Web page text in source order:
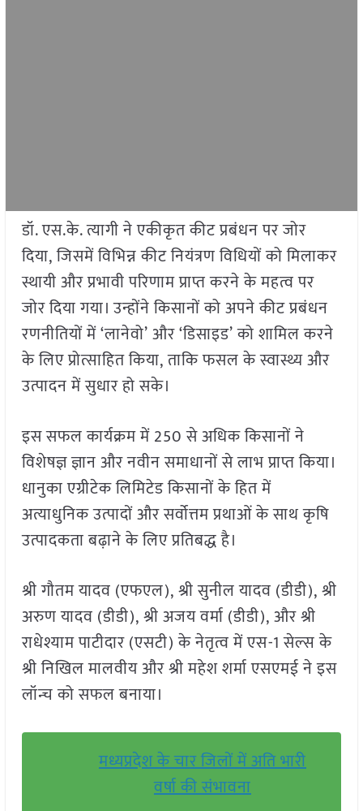
डॉ. एस.के. त्यागी ने एकीकृत कीट प्रबंधन पर जोर
दिया, जिसमें विभिन्न कीट नियंत्रण विधियों को मिलाकर
स्थायी और प्रभावी परिणाम प्राप्त करने के महत्व पर
जोर दिया गया। उन्होंने किसानों को अपने कीट प्रबंधन
रणनीतियों में ‘लानेवो’ और ‘डिसाइड’ को शामिल करने
के लिए प्रोत्साहित किया, ताकि फसल के स्वास्थ्य और
उत्पादन में सुधार हो सके।
इस सफल कार्यक्रम में 250 से अधिक किसानों ने
विशेषज्ञ ज्ञान और नवीन समाधानों से लाभ प्राप्त किया।
धानुका एग्रीटेक लिमिटेड किसानों के हित में
अत्याधुनिक उत्पादों और सर्वोत्तम प्रथाओं के साथ कृषि
उत्पादकता बढ़ाने के लिए प्रतिबद्ध है।
श्री गौतम यादव (एफएल), श्री सुनील यादव (डीडी), श्री
अरुण यादव (डीडी), श्री अजय वर्मा (डीडी), और श्री
राधेश्याम पाटीदार (एसटी) के नेतृत्व में एस-1 सेल्स के
श्री निखिल मालवीय और श्री महेश शर्मा एसएमई ने इस
लॉन्च को सफल बनाया।
मध्यप्रदेश के चार जिलों में अति भारी
वर्षा की संभावना